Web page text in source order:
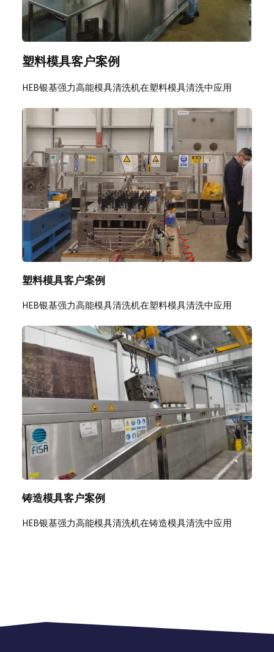
塑料模具客户案例
HEB银基强力高能模具清洗机在塑料模具清洗中应用
塑料模具客户案例
HEB银基强力高能模具清洗机在塑料模具清洗中应用
铸造模具客户案例
HEB银基强力高能模具清洗机在铸造模具清洗中应用